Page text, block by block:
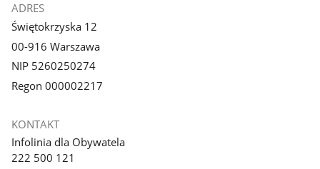
ADRES
Świętokrzyska 12
00-916 Warszawa
NIP 5260250274
Regon 000002217
KONTAKT
Infolinia dla Obywatela
222 500 121